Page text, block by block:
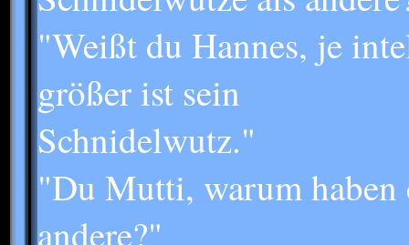
"Weißt du Hannes, je
größer ist sein
Schnidelwutz."
"Du Mutti, warum haben
andere?"